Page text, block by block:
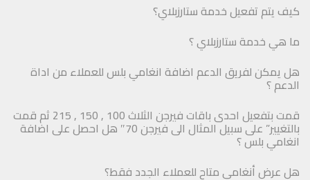
كيف يتم تفعيل خدمة ستارزبلاي؟
ما هي خدمة ستارزبلاي ؟
هل يمكن لفريق الدعم اضافة انغامي بلس للعملاء من اداة
الدعم ؟
قمت بتفعيل احدى باقات فيرجن الثلاث 100 , 150 , 215 ثم قمت
بالتغيير” على سبيل المثال الى فيرجن 70″ هل احصل على اضافة
انغامي بلس ؟
هل عرض أنغامي متاح للعملاء الجدد فقط؟